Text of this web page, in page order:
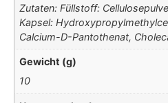
Zutaten: Füllstoff:
Kapsel:
Calcium-D-Pantothenat,
Gewicht (g)
10